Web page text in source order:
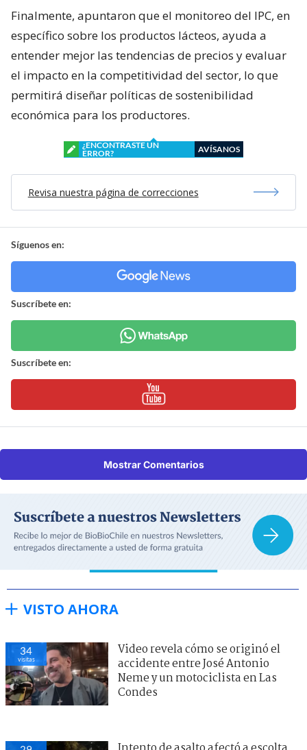
Finalmente, apuntaron que el monitoreo del IPC, en
específico sobre los productos lácteos, ayuda a
entender mejor las tendencias de precios y evaluar
el impacto en la competitividad del sector, lo que
permitirá diseñar políticas de sostenibilidad
económica para los productores.
¿ENCONTRASTE UN
ERROR?
AVÍSANOS
Revisa nuestra página de correcciones
Síguenos en:
Suscríbete en:
Suscríbete en:
Mostrar Comentarios
VISTO AHORA
34
visitas
Video revela cómo se originó el
accidente entre José Antonio
Neme y un motociclista en Las
Condes